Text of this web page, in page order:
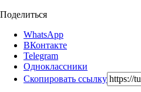
Поделиться
WhatsApp
ВКонтакте
Telegram
Одноклассники
Скопировать ссылку